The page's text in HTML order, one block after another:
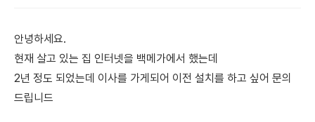
안녕하세요.
현재 살고 있는 집 인터넷을 백메가에서 했는데
2년 정도 되었는데 이사를 가게되어 이전 설치를 하고 싶어 문의
드립니드